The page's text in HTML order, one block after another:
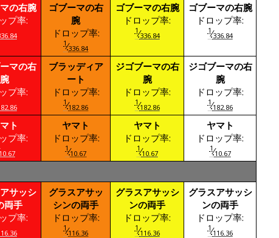
の右腕
プ率:
ゴブーマの右
腕
ドロップ率:
1⁄336.84
ゴブーマの右腕
ドロップ率:
1⁄336.84
ゴブーマの右腕
ドロップ率:
1⁄336.84
マの右
腕
プ率:
ブラッディア
ート
ドロップ率:
1⁄182.86
ジゴブーマの右
腕
ドロップ率:
1⁄182.86
ジゴブーマの右
腕
ドロップ率:
1⁄182.86
ト
プ率:
ヤマト
ドロップ率:
1⁄10.67
ヤマト
ドロップ率:
1⁄10.67
ヤマト
ドロップ率:
1⁄10.67
サッシ
両手
プ率:
グラスアサッ
シンの両手
ドロップ率:
1⁄116.36
グラスアサッシ
ンの両手
ドロップ率:
1⁄116.36
グラスアサッシ
ンの両手
ドロップ率:
1⁄116.36